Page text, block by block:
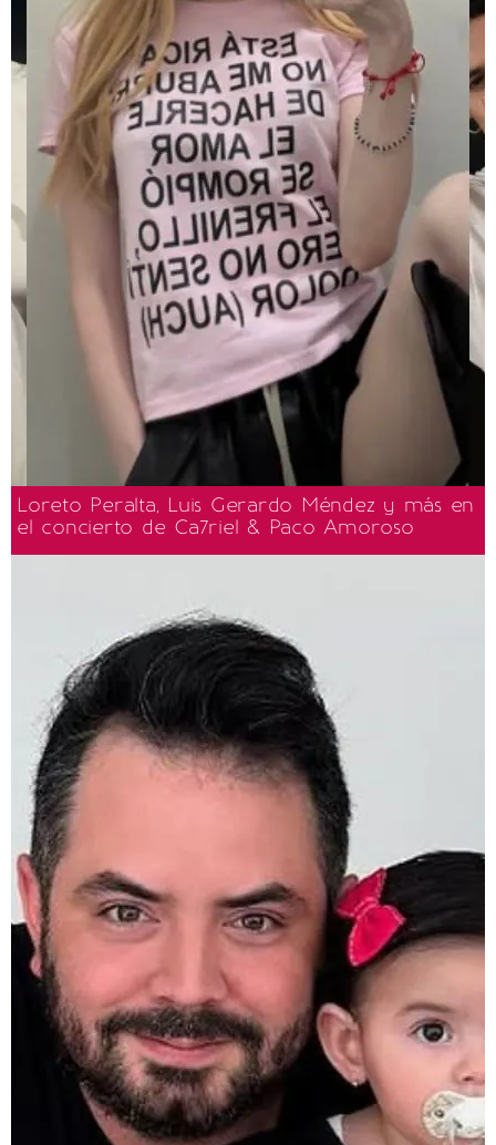
Loreto Peralta, Luis Gerardo Méndez y más en
el concierto de Ca7riel & Paco Amoroso